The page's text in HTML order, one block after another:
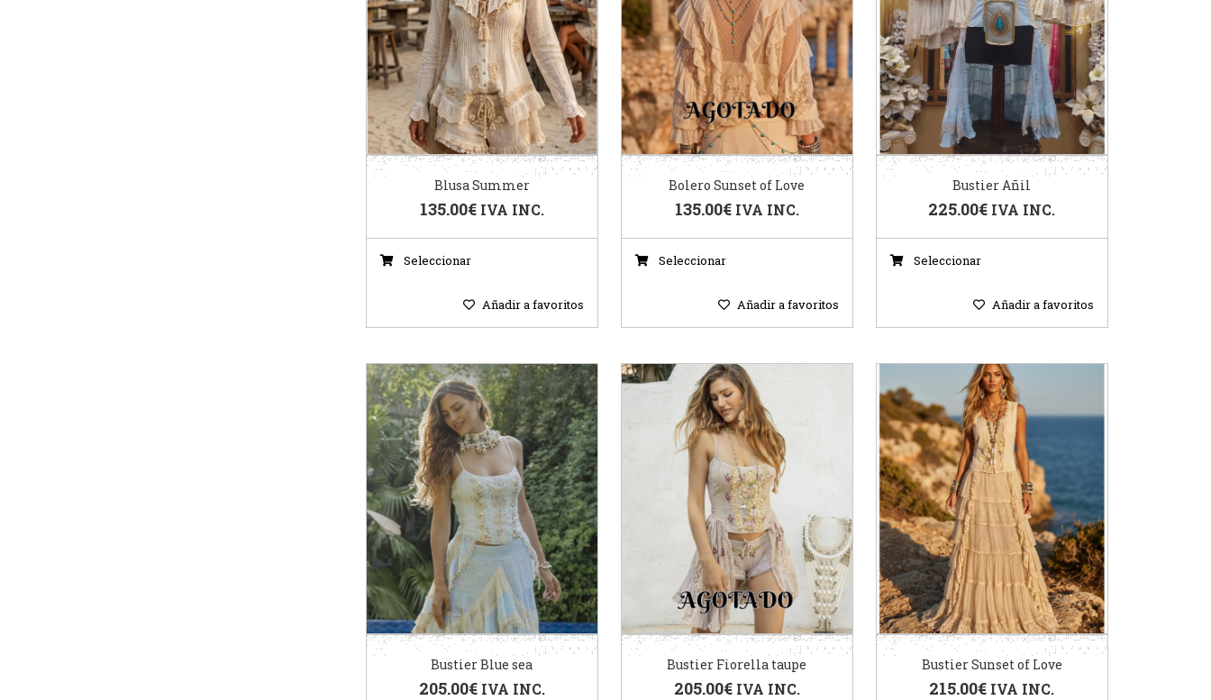
Blusa Summer
135.00€ IVA INC.
Seleccionar
Añadir a favoritos
Bolero Sunset of Love
135.00€ IVA INC.
Seleccionar
Añadir a favoritos
Bustier Añil
225.00€ IVA INC.
Seleccionar
Añadir a favoritos
Bustier Blue sea
205.00€ IVA INC.
Bustier Fiorella taupe
205.00€ IVA INC.
Bustier Sunset of Love
215.00€ IVA INC.